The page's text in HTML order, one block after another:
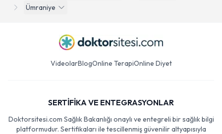
Ümraniye
VideolarBlogOnline TerapiOnline Diyet
SERTİFİKA VE ENTEGRASYONLAR
Doktorsitesi.com Sağlık Bakanlığı onaylı ve entegreli bir sağlık bilgi
platformudur. Sertifikaları ile tescillenmiş güvenilir altyapısıyla